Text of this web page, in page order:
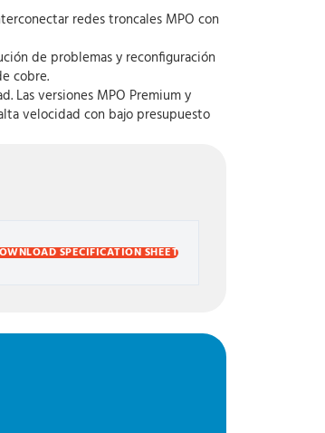
redes troncales MPO con
de problemas y reconfiguración
cobre.
Las versiones MPO Premium y
velocidad con bajo presupuesto
SPECIFICATION SHEET